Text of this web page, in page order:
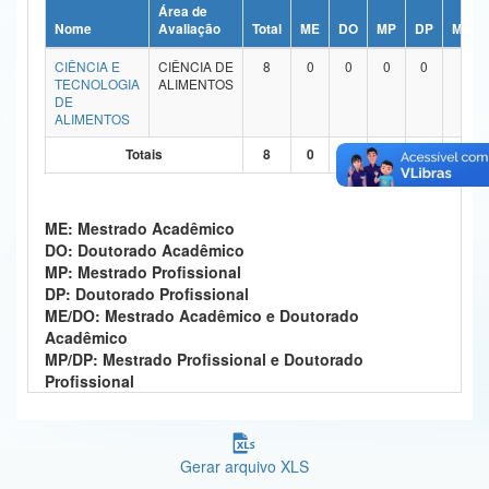
Ministério da Ciência, Tecnologia, Inovações e Comunicações
Ministério do Meio Ambiente
Ministério do Turismo
Ministério do Desenvolvimento Regional
Ministério da Mulher, da Família e dos Direitos Humanos
Secretaria-Geral
Secretaria de Governo
Gabinete de Segurança Institucional
Nome
Área de
Avaliação
Total ME DO MP DP
ME/
CIÊNCIA E
TECNOLOGIA
DE
ALIMENTOS
CIÊNCIA DE
ALIMENTOS
8 0 0 0 0
Totais 8 0 0 0 0 7
ME: Mestrado Acadêmico
DO: Doutorado Acadêmico
MP: Mestrado Profissional
DP: Doutorado Profissional
ME/DO: Mestrado Acadêmico e Doutorado
Acadêmico
MP/DP: Mestrado Profissional e Doutorado
Profissional
Gerar arquivo XLS